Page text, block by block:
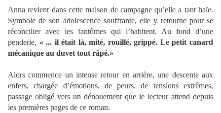
Anna revient dans cette maison de campagne qu’elle a tant haïe.
Symbole de son adolescence souffrante, elle y retourne pour se
réconcilier avec les fantômes qui l’habitent. Au fond d’une
penderie, « ... il était là, mité, rouillé, grippé. Le petit canard
mécanique au duvet tout râpé.»
Alors commence un intense retour en arrière, une descente aux
enfers, chargée d’émotions, de peurs, de tensions extrêmes,
passage obligé vers un dénouement que le lecteur attend depuis
les premières pages de ce roman.